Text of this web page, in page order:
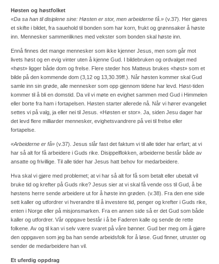
Høsten og høstfolket
«Da sa han til disiplene sine: Høsten er stor, men arbeiderne få.» (v.37). Her gjøres
et skifte i bildet, fra sauehold til bonden som har korn, frukt og grønnsaker å høste
inn. Mennesker sammenliknes med vekster som bonden skal høste inn.
Ennå finnes det mange mennesker som ikke kjenner Jesus, men som går mot
livets høst og en evig vinter uten å kjenne Gud. I bildebruken og ordvalget med
«høst» ligger både dom og frelse. Flere steder hos Matteus brukes «høst» som et
bilde på den kommende dom (3,12 og 13,30.39ff.). Når høsten kommer skal Gud
samle inn sin grøde, alle mennesker som opp gjennom tidene har levd. Høst-tiden
kommer til å bli en domstid. Da vil vi møte en evighet sammen med Gud i Himmelen
eller borte fra ham i fortapelsen. Høsten starter allerede nå. Når vi hører evangeliet
settes vi på valg, ja eller nei til Jesus. «Høsten er stor». Ja, siden Jesu dager har
det levd flere milliarder mennesker, evighetsvandrere på vei til frelse eller
fortapelse.
«Arbeiderne er få» (v.37). Jesus slår fast det faktum vi til alle tider har erfart; at vi
har så alt for få arbeidere i Guds rike. Disippelflokken, arbeiderne består både av
ansatte og frivillige. Til alle tider har Jesus hatt behov for medarbeidere.
Hva skal vi gjøre med problemet; at vi har så alt for få som betalt eller ubetalt vil
bruke tid og krefter på Guds rike? Jesus sier at vi skal få vende oss til Gud, å be
høstens herre sende arbeidere ut for å høste inn grøden. (v.38). Fra den ene side
sett kaller og utfordrer vi hverandre til å investere tid, penger og krefter i Guds rike,
enten i Norge eller på misjonsmarken. Fra en annen side så er det Gud som både
kaller og utfordrer. Vår oppgave består i å be Faderen kalle og sende de rette
folkene. Av og til kan vi selv være svaret på våre bønner. Gud ber meg om å gjøre
den oppgaven som jeg ba han sende arbeidsfolk for å løse. Gud finner, utruster og
sender de medarbeidere han vil.
Et uferdig oppdrag